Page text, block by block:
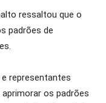
ressaltou que o
padrões de
representantes
os padrões